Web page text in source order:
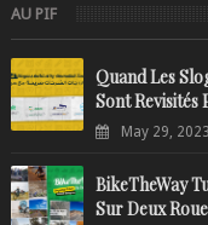
AU PIF
Quand Les
Sont Revisités
May 29, 2023
BikeTheWay
Sur Deux